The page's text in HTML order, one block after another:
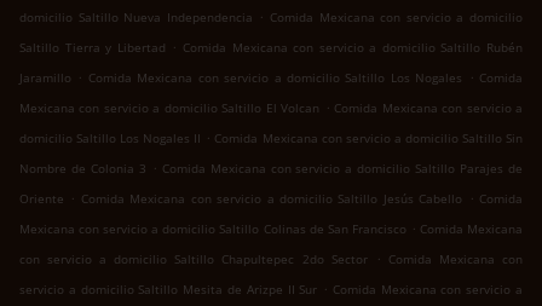
domicilio Saltillo Nueva Independencia . Comida Mexicana con servicio a domicilio
Saltillo Tierra y Libertad . Comida Mexicana con servicio a domicilio Saltillo Rubén
Jaramillo . Comida Mexicana con servicio a domicilio Saltillo Los Nogales . Comida
Mexicana con servicio a domicilio Saltillo El Volcan . Comida Mexicana con servicio a
domicilio Saltillo Los Nogales II . Comida Mexicana con servicio a domicilio Saltillo Sin
Nombre de Colonia 3 . Comida Mexicana con servicio a domicilio Saltillo Parajes de
Oriente . Comida Mexicana con servicio a domicilio Saltillo Jesús Cabello . Comida
Mexicana con servicio a domicilio Saltillo Colinas de San Francisco . Comida Mexicana
con servicio a domicilio Saltillo Chapultepec 2do Sector
. Comida Mexicana con
servicio a domicilio Saltillo Mesita de Arizpe II Sur . Comida Mexicana con servicio a